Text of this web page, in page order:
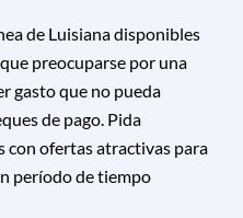
de Luisiana disponibles
preocuparse por una
gasto que no pueda
de pago. Pida
con ofertas atractivas para
período de tiempo